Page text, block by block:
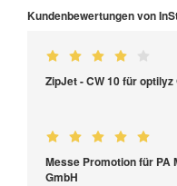
Kundenbewertungen von
ZipJet - CW 10 für optilyz
Messe Promotion für PA
GmbH